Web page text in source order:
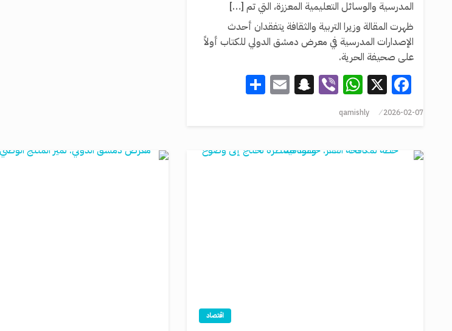
المدرسية والوسائل التعليمية المعززة، التي تم […]
ظهرت المقالة وزيرا التربية والثقافة يتفقدان أحدث
الإصدارات المدرسية في معرض دمشق الدولي للكتاب أولاً
على صحيفة الحرية.
Facebook
X
WhatsApp
Viber
Snapchat
Email
2026-02-07
qamishly
اقتصاد